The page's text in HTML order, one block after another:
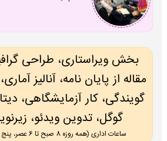
بخش ویراستاری، طراحی
مقاله از پایان نامه، آنالیز
گویندگی، کار آزمایشگاهی،
گوگل، تدوین ویدئو،
ساعات اداری (همه روزه 8 صبح تا 6 عصر، پنج شنبه ها تا 3 عصر )